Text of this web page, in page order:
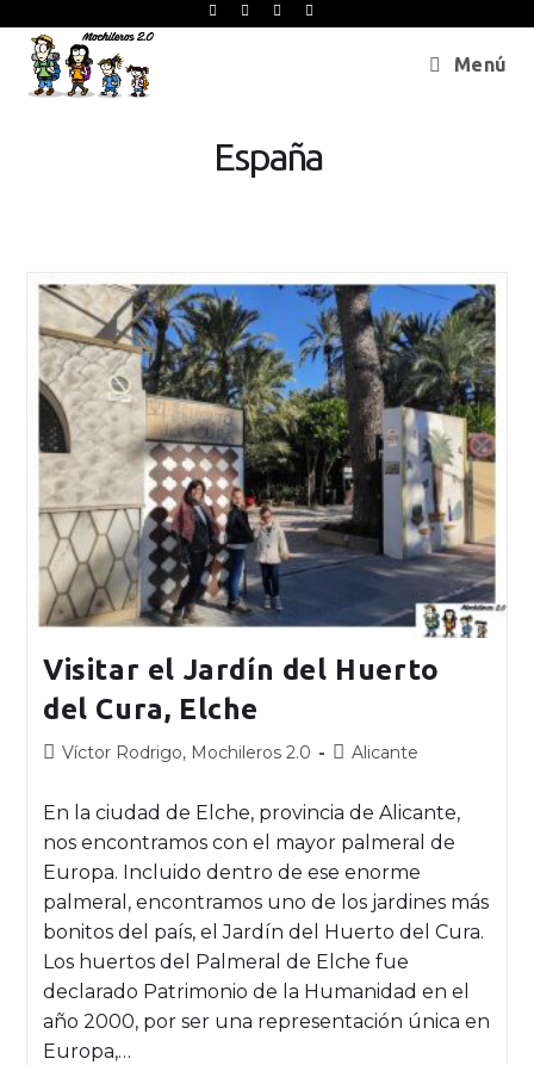
Menú
España
Visitar el Jardín del Huerto
del Cura, Elche
Víctor Rodrigo, Mochileros 2.0 Alicante
En la ciudad de Elche, provincia de Alicante,
nos encontramos con el mayor palmeral de
Europa. Incluido dentro de ese enorme
palmeral, encontramos uno de los jardines más
bonitos del país, el Jardín del Huerto del Cura.
Los huertos del Palmeral de Elche fue
declarado Patrimonio de la Humanidad en el
año 2000, por ser una representación única en
Europa,…